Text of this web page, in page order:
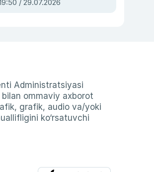
bosh
/ 29.07.2026
Administratsiyasi
ommaviy axborot
grafik, audio va/yoki
ko‘rsatuvchi